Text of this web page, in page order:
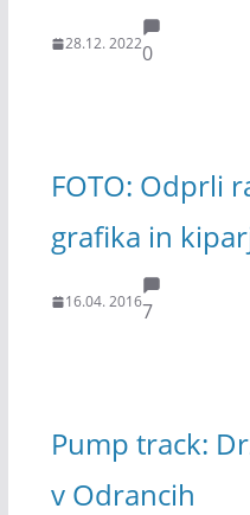
28.12. 20220
FOTO: Odprli
grafika in
16.04. 20167
Pump track:
v Odrancih